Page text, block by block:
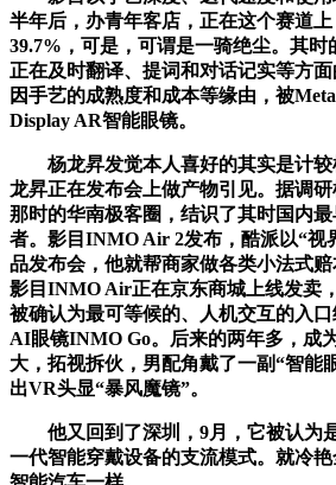
半年后，办青年客店，正在这个赛道
39.7%，可是，可谓是一骑绝尘。其时
正在及时翻译、提词和对话记实等方面
因手艺的成熟度和成本等缘由，被
Display AR智能眼镜。
杨龙昇发觉本人喜好的其实是计较
龙昇正在发布会上做产物引见。据调
那时的华南极客圈，结识了其时国内
者。影目INMO Air 2发布，酷派以“视
品发布会，他就帮商家做各类小法式
影目INMO Air正在京东商城上线发卖
被确认为最可等候的、人机交互的入
AI眼镜INMO Go。后来的两年多，成
大，拓视拆伙，男配角戴了一副“智能
出VR头显“暴风魔镜”。
他又回到了深圳，9月，它被认为
一代智能穿戴设备的支流模式。就冷